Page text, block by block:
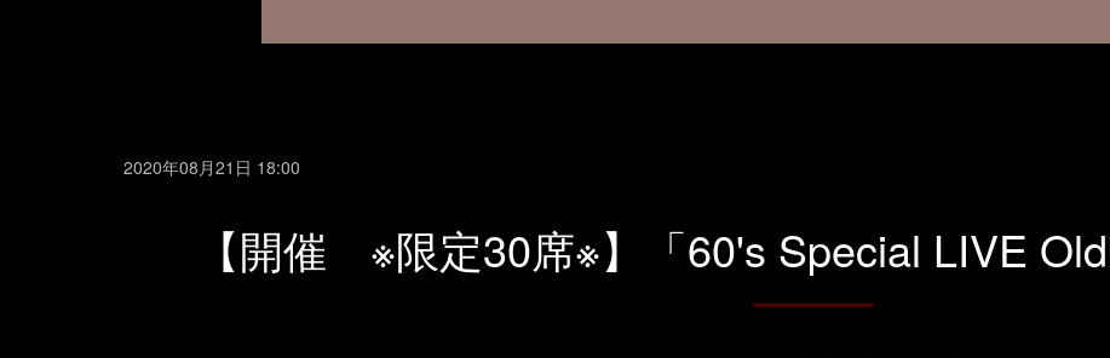
2020年08月21日 18:00
【開催 ※限定30席※】「60's Special LIVE